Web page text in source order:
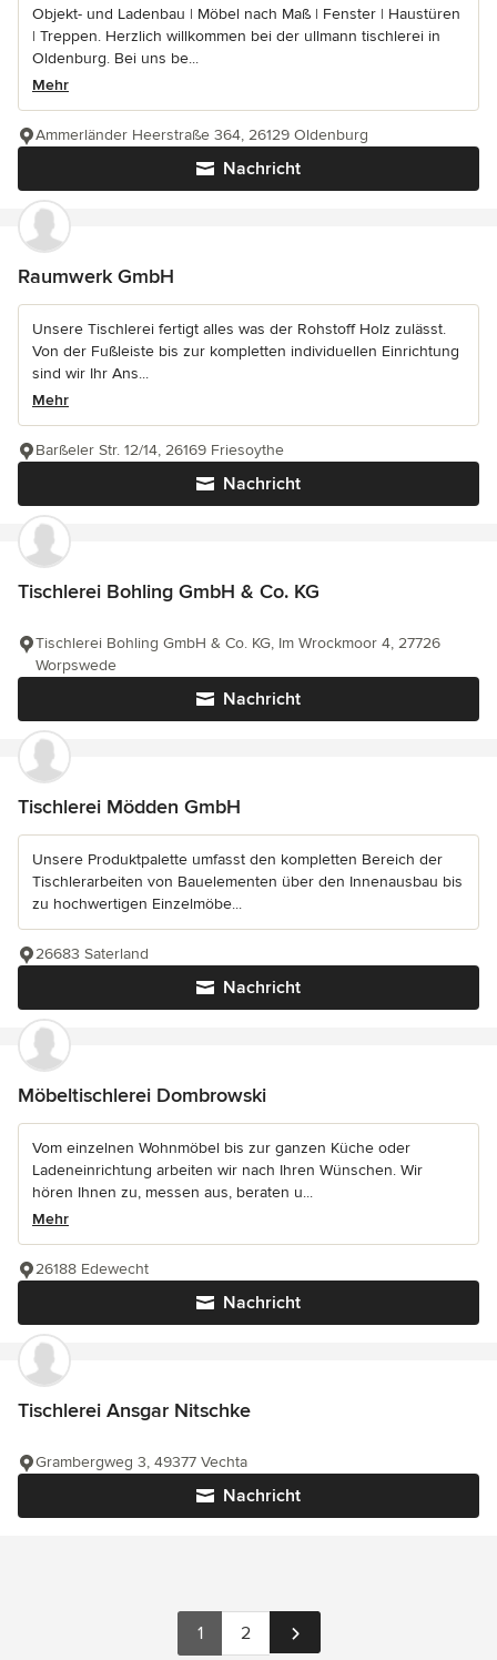
Objekt- und Ladenbau | Möbel nach Maß | Fenster | Haustüren
| Treppen. Herzlich willkommen bei der ullmann tischlerei in
Oldenburg. Bei uns be...
Mehr
Nachricht
Ammerländer Heerstraße 364, 26129 Oldenburg
Raumwerk GmbH
Unsere Tischlerei fertigt alles was der Rohstoff Holz zulässt.
Von der Fußleiste bis zur kompletten individuellen Einrichtung
sind wir Ihr Ans...
Mehr
Nachricht
Barßeler Str. 12/14, 26169 Friesoythe
Tischlerei Bohling GmbH & Co. KG
Nachricht
Tischlerei Bohling GmbH & Co. KG, Im Wrockmoor 4, 27726
Worpswede
Tischlerei Mödden GmbH
Unsere Produktpalette umfasst den kompletten Bereich der
Tischlerarbeiten von Bauelementen über den Innenausbau bis
zu hochwertigen Einzelmöbe...
Nachricht
26683 Saterland
Möbeltischlerei Dombrowski
Vom einzelnen Wohnmöbel bis zur ganzen Küche oder
Ladeneinrichtung arbeiten wir nach Ihren Wünschen. Wir
hören Ihnen zu, messen aus, beraten u...
Mehr
Nachricht
26188 Edewecht
Tischlerei Ansgar Nitschke
Nachricht
Grambergweg 3, 49377 Vechta
1 2